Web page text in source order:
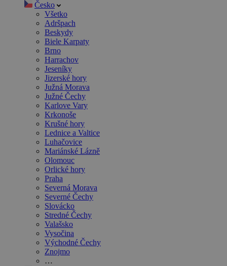
Česko
Všetko
Adršpach
Beskydy
Biele Karpaty
Brno
Harrachov
Jeseníky
Jizerské hory
Južná Morava
Južné Čechy
Karlove Vary
Krkonoše
Krušné hory
Lednice a Valtice
Luhačovice
Mariánské Lázně
Olomouc
Orlické hory
Praha
Severná Morava
Severné Čechy
Slovácko
Stredné Čechy
Valašsko
Vysočina
Východné Čechy
Znojmo
…